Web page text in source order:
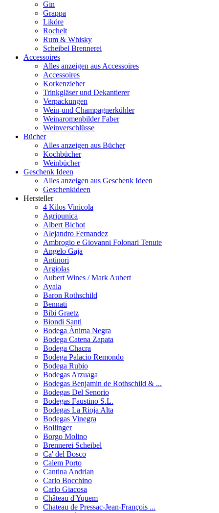
Gin
Grappa
Liköre
Rochelt
Rum & Whisky
Scheibel Brennerei
Accessoires
Alles anzeigen aus Accessoires
Accessoires
Korkenzieher
Trinkgläser und Dekantierer
Verpackungen
Wein-und Champagnerkühler
Weinaromenbilder Faber
Weinverschlüsse
Bücher
Alles anzeigen aus Bücher
Kochbücher
Weinbücher
Geschenk Ideen
Alles anzeigen aus Geschenk Ideen
Geschenkideen
Hersteller
4 Kilos Vinicola
Agripunica
Albert Bichot
Alejandro Fernandez
Ambrogio e Giovanni Folonari Tenute
Angelo Gaja
Antinori
Argiolas
Aubert Wines / Mark Aubert
Ayala
Baron Rothschild
Bennati
Bibi Graetz
Biondi Santi
Bodega Ànima Negra
Bodega Catena Zapata
Bodega Chacra
Bodega Palacio Remondo
Bodega Rubio
Bodegas Arzuaga
Bodegas Benjamin de Rothschild & ...
Bodegas Del Senorio
Bodegas Faustino S.L.
Bodegas La Rioja Alta
Bodegas Vinegra
Bollinger
Borgo Molino
Brennerei Scheibel
Ca' del Bosco
Calem Porto
Cantina Andrian
Carlo Bocchino
Carlo Giacosa
Château d'Yquem
Chateau de Pressac-Jean-François ...